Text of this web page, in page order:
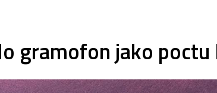
gramofon jako